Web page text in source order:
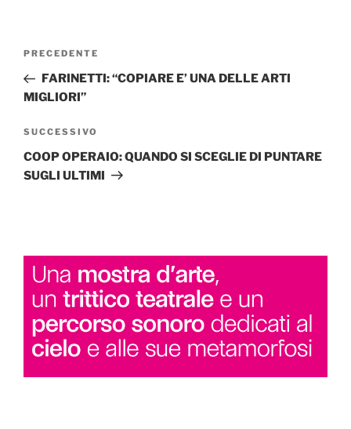
Navigazione
Articolo
precedente:
PRECEDENTE
FARINETTI: “COPIARE E’ UNA DELLE ARTI
MIGLIORI”
Articolo
successivo
SUCCESSIVO
COOP OPERAIO: QUANDO SI SCEGLIE DI PUNTARE
SUGLI ULTIMI